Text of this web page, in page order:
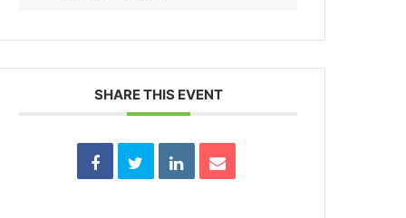
SHARE THIS EVENT